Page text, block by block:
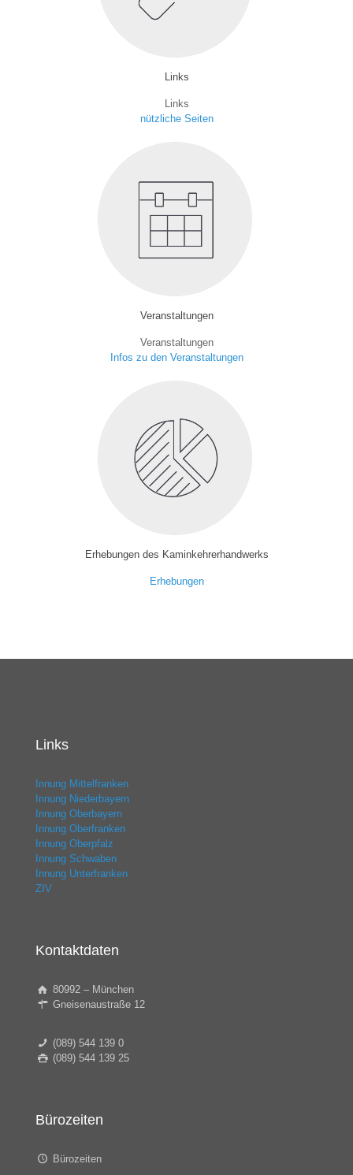
Links
Links
nützliche Seiten
Veranstaltungen
Veranstaltungen
Infos zu den Veranstaltungen
Erhebungen des Kaminkehrerhandwerks
Erhebungen
Links
Innung Mittelfranken
Innung Niederbayern
Innung Oberbayern
Innung Oberfranken
Innung Oberpfalz
Innung Schwaben
Innung Unterfranken
ZIV
Kontaktdaten
80992 – München
Gneisenaustraße 12
(089) 544 139 0
(089) 544 139 25
Bürozeiten
Bürozeiten